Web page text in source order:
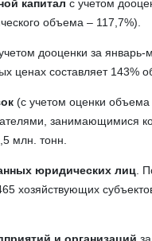
капитал с учетом
объема – 117,7%).
дооценки за
ценах составляет 143%
(с учетом оценки объема
занимающимися
млн. тонн.
юридических лиц .
хозяйствующих